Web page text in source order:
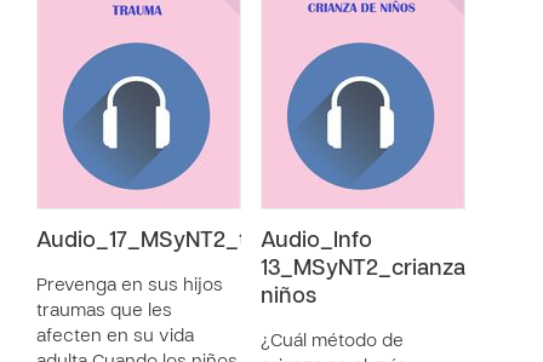
Audio_17_MSyNT2_trauma
Prevenga en sus hijos
traumas que les
afecten en su vida
Audio_Info
13_MSyNT2_crianza
niños
¿Cuál método de